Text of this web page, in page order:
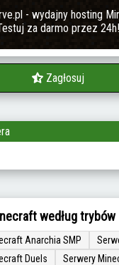
- wydajny hosting
za darmo przez 24h!
Zagłosuj
według trybów
Anarchia SMP
Duels
Serwery